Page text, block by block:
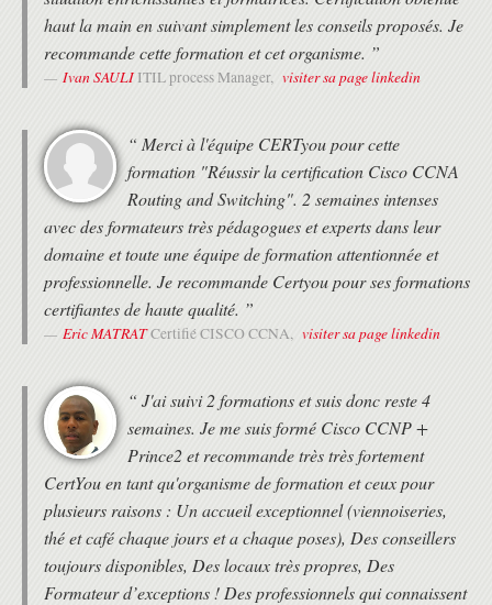
Approche tradiotinelle multi couches
CONCEPTION DE LA COUCHE DE DISTRIBUTION DU CAMPUS
COMPRENDRE LES CHEMINS DE COMMUTATION CISCO
Control et Data Plane
Mécanismes de commutation Cisco
IMPLÉMENTATION DE LA CONNECTIVITÉ CAMPUS LAN
Révision des VLANs
Trunking avec802.1Q
Routage Inter-VLAN
CRÉATION D'UNE TOPOLOGIE COMMUTÉE REDONDANTE
Présentation du protocole Spanning-Tree
Multiple Spanning Tree Protocol
PortFast etBPDU
IMPLÉMENTATION DE L'AGRÉGATION DE PORTS DE COUCHE 2
Besoin de l'EtherChannel
Les modes d'interactions de l'EtherChannel
Guide de configuration des Niveau 2 des etherchannel
Options d'équilibrage de charge EtherChannel
Résoudre les problèmes d'EtherChannel
COMPRENDRE LE PROTOCOLE EIGRP
• Formation avec un Expert Formateur (pas de vidéos pré-
enregistrées).
• Formation organisée au choix du stagiaire :
(heure de Paris)
- en Alternance, c'est à dire à la carte entre le présentiel et le
distanciel. Cette solution est très appréciée des franciliens pour
s'adapter à leurs contraintes.
DEROULEMENT
• Les horaires de fin de journée sont adaptés en fonction des
horaires des trains ou des avions des différents participants.
• Une attestation de suivi de formation vous sera remise en fin de
formation.
haut la main en suivant simplement les conseils proposés. Je
recommande cette formation et cet organisme. ”
Ivan SAULI ITIL process Manager, visiter sa page linkedin
“ Merci à l'équipe CERTyou pour cette
formation "Réussir la certification Cisco CCNA
Routing and Switching". 2 semaines intenses
avec des formateurs très pédagogues et experts dans leur
domaine et toute une équipe de formation attentionnée et
professionnelle. Je recommande Certyou pour ses formations
certifiantes de haute qualité. ”
Eric MATRATCertifié CISCO CCNA, visiter sa page linkedin
“ J'ai suivi 2 formations et suis donc reste 4
semaines. Je me suis formé Cisco CCNP +
Prince2 et recommande très très fortement
CertYou en tant qu'organisme de formation et ceux pour
plusieurs raisons : Un accueil exceptionnel (viennoiseries,
thé et café chaque jours et a chaque poses), Des conseillers
toujours disponibles, Des locaux très propres, Des
Formateur d’exceptions ! Des professionnels qui connaissent